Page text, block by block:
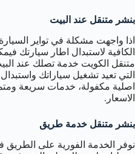
بنشر متنقل عند البيت
اذا واجهت مشكلة في تواير
الكافية لاستبدال اطار سيارتك
متنقل الكويت خدمة تصلك عند
التي تعيد تشغيل سياراتك
اصلية مكفولة، خدمات سريعة
الاسعار.
بنشر متنقل خدمة طريق
نوفر الخدمة الفورية على الطريق